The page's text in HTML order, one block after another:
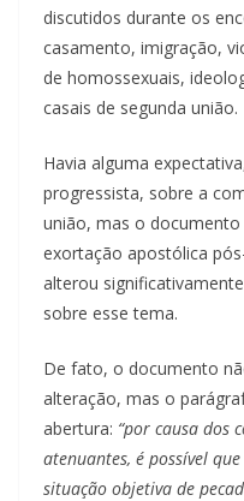
discutidos durante os
casamento, imigração,
de homossexuais,
casais de segunda união.
Havia alguma
progressista, sobre a
união, mas o
exortação apostólica
alterou
sobre esse tema.
De fato, o documento
alteração, mas o
abertura: “por causa dos
atenuantes, é possível
situação objetiva de